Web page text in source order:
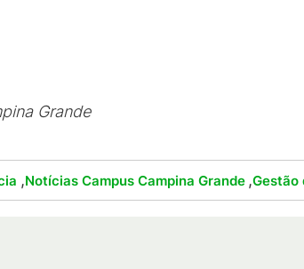
Grande
,Notícias Campus Campina Grande ,Gestão